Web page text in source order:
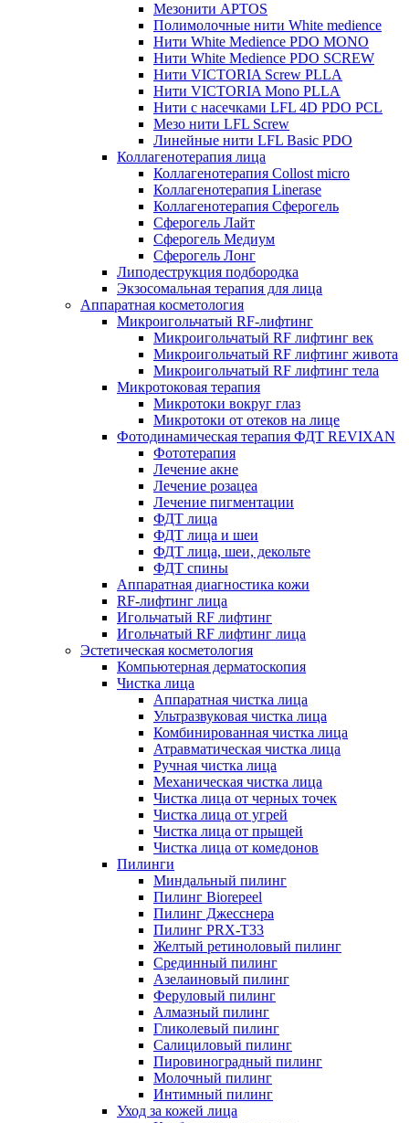
Мезонити APTOS
Полимолочные нити White medience
Нити White Medience PDO MONO
Нити White Medience PDO SCREW
Нити VICTORIA Screw PLLA
Нити VICTORIA Mono PLLA
Нити с насечками LFL 4D PDO PCL
Мезо нити LFL Screw
Линейные нити LFL Basic PDO
Коллагенотерапия лица
Коллагенотерапия Collost micro
Коллагенотерапия Linerase
Коллагенотерапия Сферогель
Сферогель Лайт
Сферогель Медиум
Сферогель Лонг
Липодеструкция подбородка
Экзосомальная терапия для лица
Аппаратная косметология
Микроигольчатый RF-лифтинг
Микроигольчатый RF лифтинг век
Микроигольчатый RF лифтинг живота
Микроигольчатый RF лифтинг тела
Микротоковая терапия
Микротоки вокруг глаз
Микротоки от отеков на лице
Фотодинамическая терапия ФДТ REVIXAN
Фототерапия
Лечение акне
Лечение розацеа
Лечение пигментации
ФДТ лица
ФДТ лица и шеи
ФДТ лица, шеи, декольте
ФДТ спины
Аппаратная диагностика кожи
RF-лифтинг лица
Игольчатый RF лифтинг
Игольчатый RF лифтинг лица
Эстетическая косметология
Компьютерная дерматоскопия
Чистка лица
Аппаратная чистка лица
Ультразвуковая чистка лица
Комбинированная чистка лица
Атравматическая чистка лица
Ручная чистка лица
Механическая чистка лица
Чистка лица от черных точек
Чистка лица от угрей
Чистка лица от прыщей
Чистка лица от комедонов
Пилинги
Миндальный пилинг
Пилинг Biorepeel
Пилинг Джесснера
Пилинг PRX-T33
Желтый ретиноловый пилинг
Срединный пилинг
Азелаиновый пилинг
Феруловый пилинг
Алмазный пилинг
Гликолевый пилинг
Салициловый пилинг
Пировиноградный пилинг
Молочный пилинг
Интимный пилинг
Уход за кожей лица